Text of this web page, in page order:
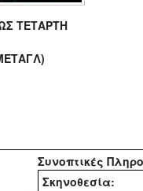
ΤΕΤΑΡΤΗ
)
Συνοπτικές
Σκηνοθεσία: